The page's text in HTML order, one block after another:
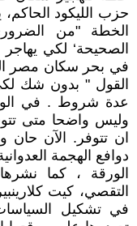
حزب الليكود
الخطة "من
الصحيحة‘ لكي يهاجر
في بحر سكان مصر
القول " بدون شك
عدة شروط . في
وليس واضحا متى
ان تتوفر. الآن
دوافع الهجمة
التقصي، كيت
في تشكيل